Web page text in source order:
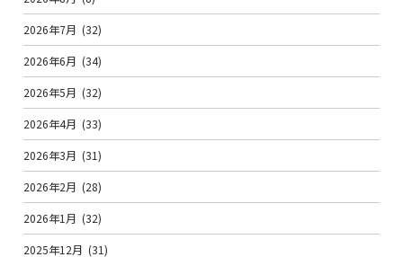
2026年7月 (32)
2026年6月 (34)
2026年5月 (32)
2026年4月 (33)
2026年3月 (31)
2026年2月 (28)
2026年1月 (32)
2025年12月 (31)